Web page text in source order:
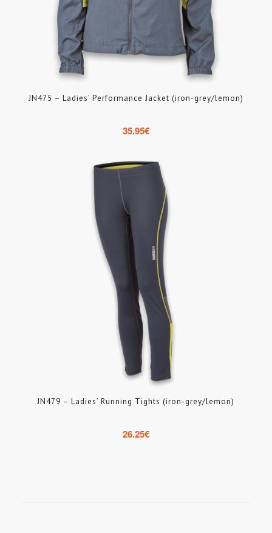
JN475 – Ladies’ Performance Jacket (iron-grey/lemon)
35.95€
JN479 – Ladies’ Running Tights (iron-grey/lemon)
26.25€